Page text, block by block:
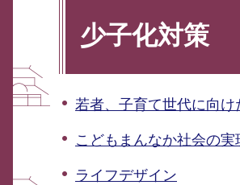
少子化対策
若者、子育て世代に向け
こどもまんなか社会の実
ライフデザイン